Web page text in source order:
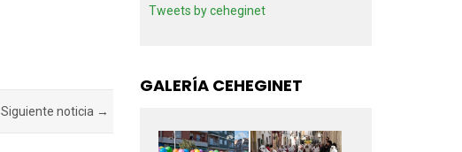
Siguiente noticia →
Tweets by ceheginet
GALERÍA CEHEGINET